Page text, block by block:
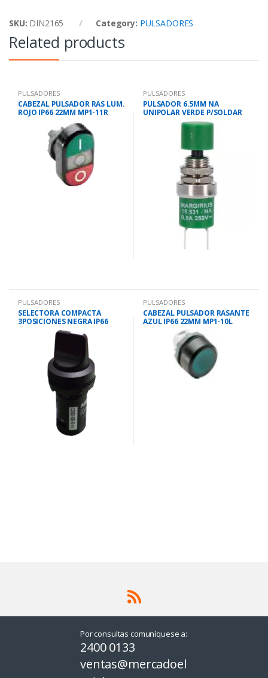
SKU: DIN2165 Category: PULSADORES
Related products
PULSADORES
CABEZAL PULSADOR RAS LUM.
ROJO IP66 22MM MP1-11R
PULSADORES
PULSADOR 6.5MM NA
UNIPOLAR VERDE P/SOLDAR
PULSADORES
SELECTORA COMPACTA
3POSICIONES NEGRA IP66
22MM 1NA+1NA
PULSADORES
CABEZAL PULSADOR RASANTE
AZUL IP66 22MM MP1-10L
Por consultas comuníquese a:
2400 0133
ventas@mercadoel